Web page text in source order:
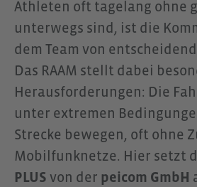
Athleten oft tagelang ohne
unterwegs sind, ist die
dem Team von
Das RAAM stellt dabei
Herausforderungen: Die
unter extremen
Strecke bewegen, oft ohne
Mobilfunknetze. Hier setzt
PLUS von der peicom GmbH